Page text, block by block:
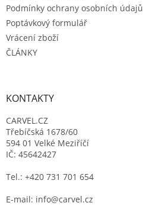
Podmínky ochrany osobních údajů
Poptávkový formulář
Vrácení zboží
ČLÁNKY
KONTAKTY
CARVEL.CZ
Třebíčská 1678/60
594 01 Velké Meziříčí
IČ: 45642427
Tel.: +420 731 701 654
E-mail: info@carvel.cz